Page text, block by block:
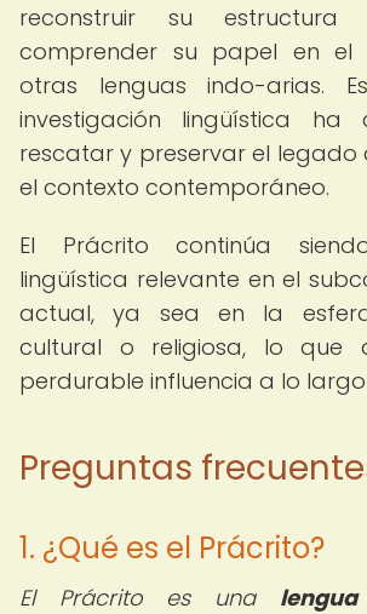
reconstruir su estructura
comprender su papel en el
otras lenguas indo-arias.
investigación lingüística ha
rescatar y preservar el legado
el contexto contemporáneo.
El Prácrito continúa
lingüística relevante en el
actual, ya sea en la
cultural o religiosa, lo que
perdurable influencia a lo largo
Preguntas
1. ¿Qué es el Prácrito?
El Prácrito es una